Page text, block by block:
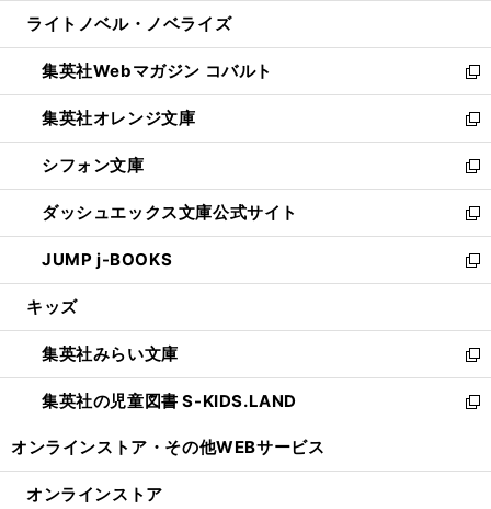
開
く
ウ
で
開
く
ン
ド
ウ
で
開
く
し
ウ
ィ
ン
ド
ウ
で
開
く
ライトノベル・ノベライズ
集英社Webマガジン コバルト
新
し
い
ウ
ィ
ン
ド
ウ
で
開
集英社オレンジ文庫
新
し
い
ウ
ィ
ン
ド
ウ
開
く
シフォン文庫
新
し
い
ウ
ィ
ン
ウ
で
開
く
ダッシュエックス文庫公式サイト
新
し
い
ウ
ン
ド
ウ
で
JUMP j-BOOKS
新
し
ウ
ィ
ン
ド
開
キッズ
集英社みらい文庫
新
し
い
ン
集英社の児童図書 S-KIDS.LAND
新
ウ
オンラインストア・ その他WEBサービス
オンラインストア